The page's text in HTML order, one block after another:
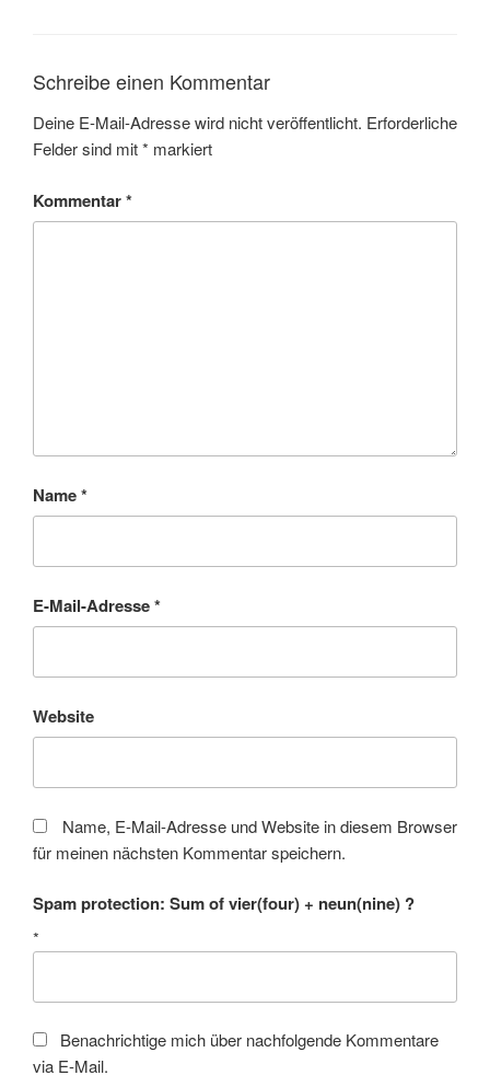
Schreibe einen Kommentar
Deine E-Mail-Adresse wird nicht veröffentlicht. Erforderliche
Felder sind mit* markiert
Kommentar*
Name*
E-Mail-Adresse*
Website
Name, E-Mail-Adresse und Website in diesem Browser
für meinen nächsten Kommentar speichern.
Spam protection: Sum of vier(four) + neun(nine) ?
*
Benachrichtige mich über nachfolgende Kommentare
via E-Mail.